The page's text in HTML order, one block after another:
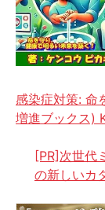
感染症対策: 命
増進ブックス)
[PR]次世代
の新しいカ